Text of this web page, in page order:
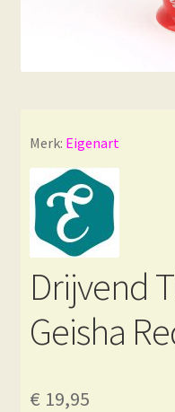
Merk: Eigenart
Drijvend
Geisha
€ 19,95